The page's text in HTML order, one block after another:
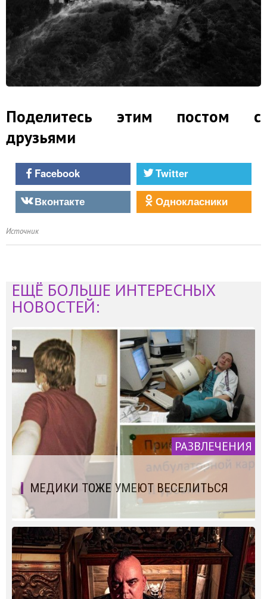
Поделитесь этим постом с
друзьями
Facebook
Twitter
Вконтакте
Однокласники
Источник
ЕЩЁ БОЛЬШЕ ИНТЕРЕСНЫХ
НОВОСТЕЙ:
РАЗВЛЕЧЕНИЯ
МЕДИКИ ТОЖЕ УМЕЮТ ВЕСЕЛИТЬСЯ